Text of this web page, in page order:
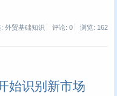
外贸基础知识 评论: 0 浏览: 162
始识别新市场